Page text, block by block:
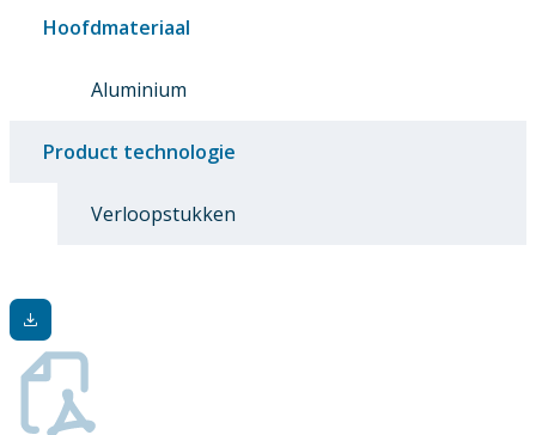
Hoofdmateriaal
Aluminium
Product technologie
Verloopstukken